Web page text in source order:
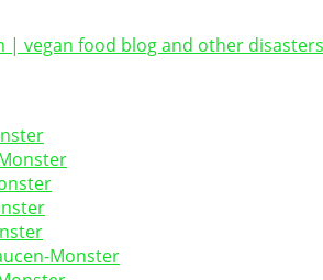
Monster